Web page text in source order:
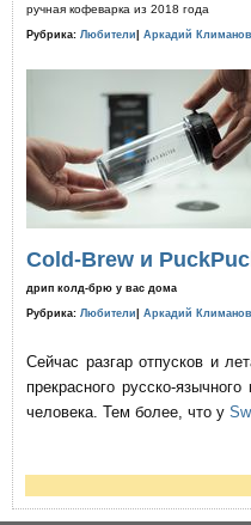
ручная кофеварка из 2018 года
Рубрика: Любители Аркадий Климанов
Cold-Brew и
дрип колд-брю у вас дома
Рубрика: Любители Аркадий Климанов
Сейчас разгар отпусков и
прекрасного русско-
человека. Тем более, что у